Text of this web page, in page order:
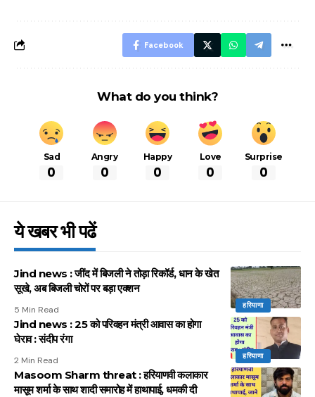
Facebook
What do you think?
Sad
0
Angry
0
Happy
0
Love
0
Surprise
0
ये खबर भी पढें
हरियाणा
Jind news : जींद में बिजली ने तोड़ा रिकॉर्ड, धान के खेत
सूखे, अब बिजली चोरों पर बड़ा एक्शन
5 Min Read
हरियाणा
Jind news : 25 को परिवहन मंत्री आवास का होगा
घेराव : संदीप रंगा
2 Min Read
Masoom Sharm threat : हरियाणवी कलाकार
मासूम शर्मा के साथ शादी समारोह में हाथापाई, धमकी दी